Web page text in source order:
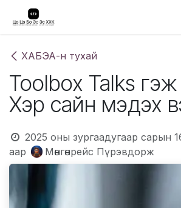
Skip to Content
ХАБЭА-н тухай
Toolbox Talks
Хэр сайн мэдэх
2025 оны зургаадугаар сарын
аар
Мөнгөнрейс Пүрэвдорж